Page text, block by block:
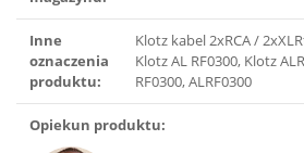
Inne
oznaczenia
produktu:
Klotz kabel 2xRCA /
Klotz AL RF0300, Klotz
RF0300, ALRF0300
Opiekun produktu: